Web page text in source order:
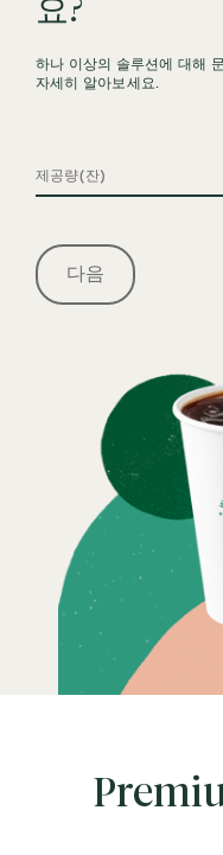
요?
하나 이상의 솔루션에 대해
자세히 알아보세요.
제공량(잔)
다음